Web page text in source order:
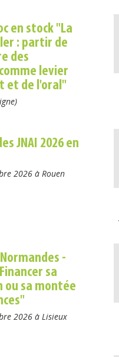
en stock "La
: partir de
des
levier
et de l'oral"
JNAI 2026 en
2026 à Rouen
-
sa
ou sa montée
2026 à Lisieux